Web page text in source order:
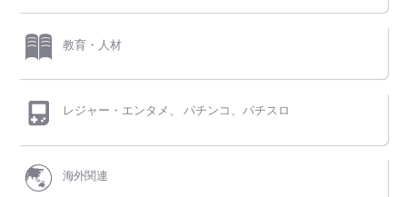
教育・人材
レジャー・エンタメ、 パチンコ、パチスロ
海外関連